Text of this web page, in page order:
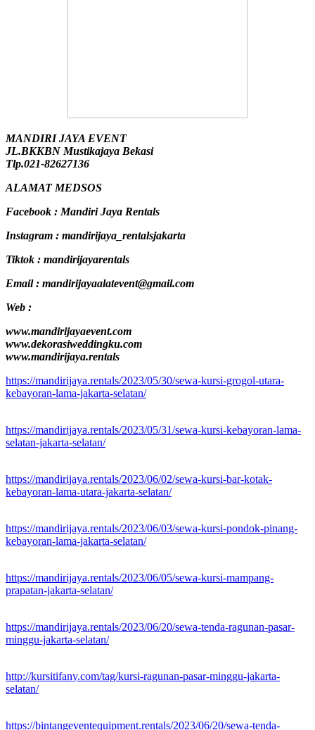
MANDIRI JAYA EVENT
JL.BKKBN Mustikajaya Bekasi
Tlp.021-82627136
ALAMAT MEDSOS
Facebook : Mandiri Jaya Rentals
Instagram : mandirijaya_rentalsjakarta
Tiktok : mandirijayarentals
Email : mandirijayaalatevent@gmail.com
Web :
www.mandirijayaevent.com
www.dekorasiweddingku.com
www.mandirijaya.rentals
https://mandirijaya.rentals/2023/05/30/sewa-kursi-grogol-utara-
kebayoran-lama-jakarta-selatan/
https://mandirijaya.rentals/2023/05/31/sewa-kursi-kebayoran-lama-
selatan-jakarta-selatan/
https://mandirijaya.rentals/2023/06/02/sewa-kursi-bar-kotak-
kebayoran-lama-utara-jakarta-selatan/
https://mandirijaya.rentals/2023/06/03/sewa-kursi-pondok-pinang-
kebayoran-lama-jakarta-selatan/
https://mandirijaya.rentals/2023/06/05/sewa-kursi-mampang-
prapatan-jakarta-selatan/
https://mandirijaya.rentals/2023/06/20/sewa-tenda-ragunan-pasar-
minggu-jakarta-selatan/
http://kursitifany.com/tag/kursi-ragunan-pasar-minggu-jakarta-
selatan/
https://bintangeventequipment.rentals/2023/06/20/sewa-tenda-